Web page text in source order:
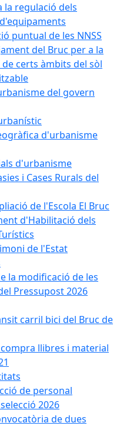
la regulació dels
puntual de les NNSS
del Bruc per a la
certs àmbits del sòl
del govern
d'urbanisme
d'urbanisme
i Cases Rurals del
de l'Escola El Bruc
d'Habilitació dels
de l'Estat
la modificació de les
Pressupost 2026
carril bici del Bruc de
llibres i material
de personal
2026
de dues